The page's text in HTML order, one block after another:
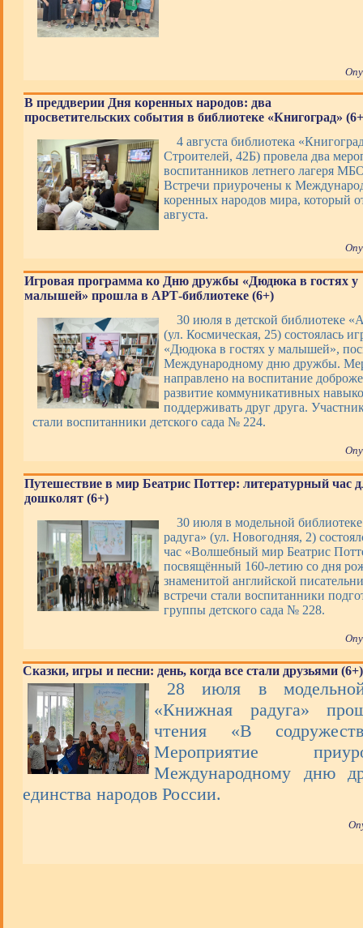
В преддверии Дня коренных народов: два
просветительских события в библиотеке «Книгоград»
4 августа библиотека
Строителей, 42Б) провела два
воспитанников летнего лагеря
Встречи приурочены к
коренных народов мира, который
августа.
Игровая программа ко Дню дружбы «Дюдюка в гостях у
малышей» прошла в АРТ-библиотеке (6+)
30 июля в детской библиотеке
(ул. Космическая, 25) состоялась
«Дюдюка в гостях у малышей»,
Международному дню дружбы.
направлено на воспитание
развитие коммуникативных
поддерживать друг друга.
стали воспитанники детского сада № 224.
Путешествие в мир Беатрис Поттер: литературный час
дошколят (6+)
30 июля в модельной
радуга» (ул. Новогодняя, 2)
час «Волшебный мир Беатрис
посвящённый 160-летию со дня
знаменитой английской
встречи стали воспитанники
группы детского сада № 228.
Сказки, игры и песни: день, когда все стали друзьями (6+)
28 июля в модельной
«Книжная радуга»
чтения «В
Мероприятие
Международному дню
единства народов России.